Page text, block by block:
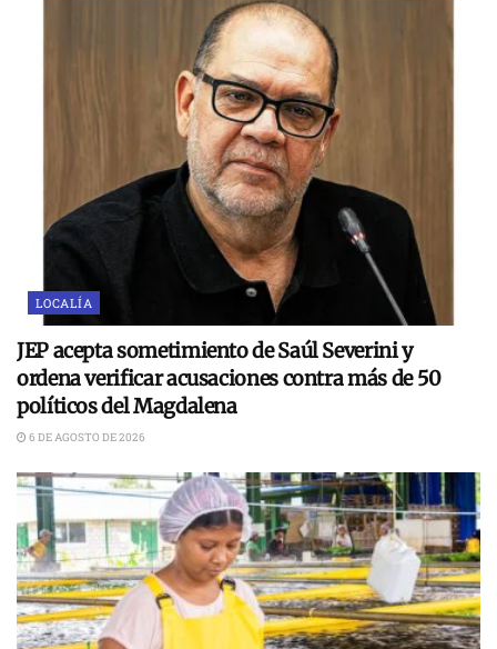
LOCALÍA
JEP acepta sometimiento de Saúl Severini y
ordena verificar acusaciones contra más de 50
políticos del Magdalena
6 DE AGOSTO DE 2026